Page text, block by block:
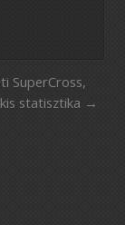
SuperCross,
statisztika